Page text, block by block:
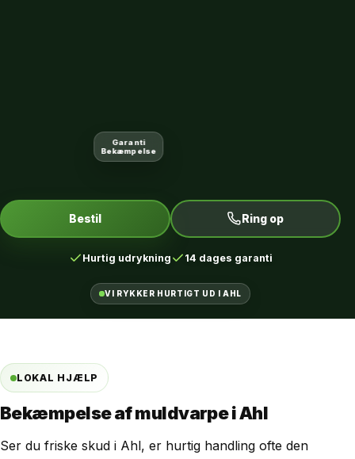
Garanti
Bekæmpelse
Bestil Ring op
Hurtig udrykning 14 dages garanti
VI RYKKER HURTIGT UD I AHL
LOKAL HJÆLP
Bekæmpelse af muldvarpe i Ahl
Ser du friske skud i Ahl, er hurtig handling ofte den